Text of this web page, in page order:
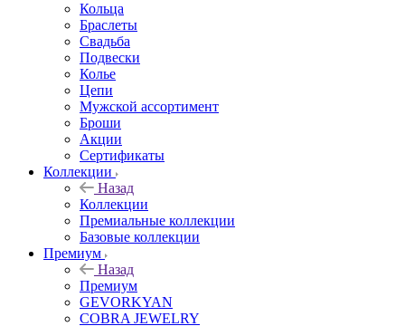
Кольца
Браслеты
Свадьба
Подвески
Колье
Цепи
Мужской ассортимент
Броши
Акции
Сертификаты
Коллекции
Назад
Коллекции
Премиальные коллекции
Базовые коллекции
Премиум
Назад
Премиум
GEVORKYAN
COBRA JEWELRY